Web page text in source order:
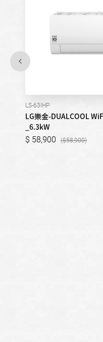
LS-63IHP
LG樂金-DUALCOOL
_6.3kW
58,900 58,900